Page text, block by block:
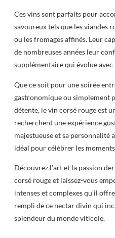
Ces vins sont parfaits pour
savoureux tels que les viandes
ou les fromages affinés. Leur
de nombreuses années leur
supplémentaire qui évolue avec
Que ce soit pour une soirée
gastronomique ou simplement
détente, le vin corsé rouge est
recherchent une expérience
majestueuse et sa personnalité
idéal pour célébrer les
Découvrez l’art et la passion
corsé rouge et laissez-vous
intenses et complexes qu’il
rempli de ce nectar divin qui
splendeur du monde viticole.